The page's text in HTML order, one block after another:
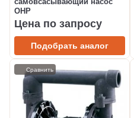
ОНР
Цена по запросу
Подобрать аналог
Сравнить